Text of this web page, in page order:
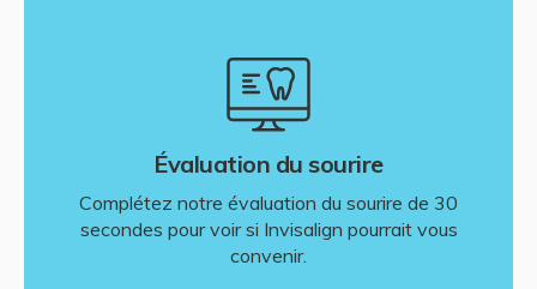
Évaluation du sourire
Complétez notre évaluation du sourire de 30
secondes pour voir si Invisalign pourrait vous
convenir.